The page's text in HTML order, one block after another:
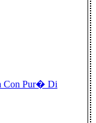
Con Pur� Di